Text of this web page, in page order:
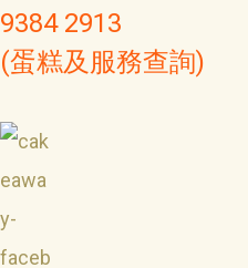
9384 2913
(蛋糕及服務查詢)